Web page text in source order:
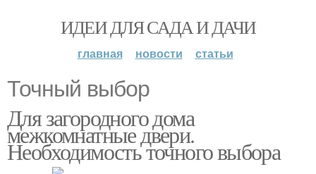
ИДЕИ ДЛЯ САДА И ДАЧИ
главная новости статьи
Точный выбор
Для загородного дома
межкомнатные двери.
Необходимость точного выбора